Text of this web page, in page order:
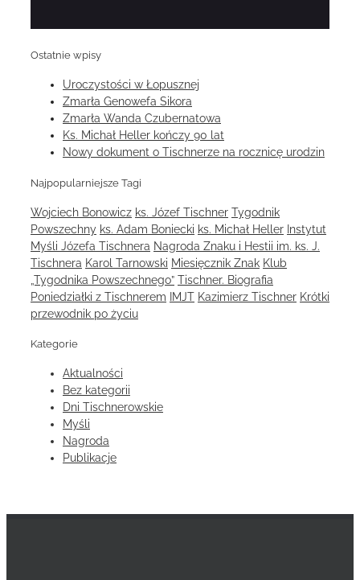
Ostatnie wpisy
Uroczystości w Łopusznej
Zmarła Genowefa Sikora
Zmarła Wanda Czubernatowa
Ks. Michał Heller kończy 90 lat
Nowy dokument o Tischnerze na rocznicę urodzin
Najpopularniejsze Tagi
Wojciech Bonowicz ks. Józef Tischner Tygodnik
Powszechny ks. Adam Boniecki ks. Michał Heller Instytut
Myśli Józefa Tischnera Nagroda Znaku i Hestii im. ks. J.
Tischnera Karol Tarnowski Miesięcznik Znak Klub
„Tygodnika Powszechnego” Tischner. Biografia
Poniedziałki z Tischnerem
IMJT Kazimierz Tischner Krótki
przewodnik po życiu
Kategorie
Aktualności
Bez kategorii
Dni Tischnerowskie
Myśli
Nagroda
Publikacje